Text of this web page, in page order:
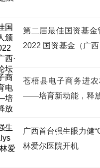
第二届最佳国资基
2022 国资基金（广
苍梧县电子商务进
——培育新动能，释
广西首台强生眼力健
林爱尔医院开机